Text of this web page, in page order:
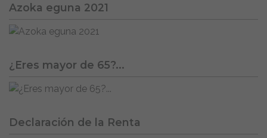
Azoka eguna 2021
¿Eres mayor de 65?...
Declaración de la Renta